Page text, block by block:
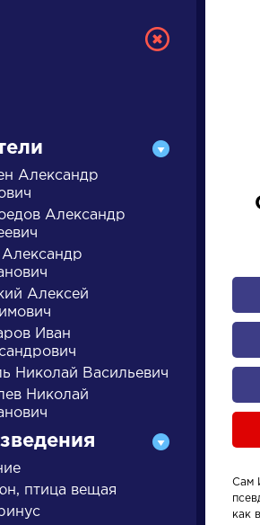
ДЛЯ
А Б В
Александр
Александр
Александр
Алексей
Иван
Николай Васильевич
Николай
птица вещая
Сам
как